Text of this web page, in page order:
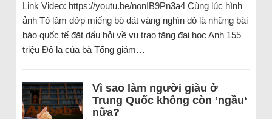
Link Video: https://youtu.be/nonIB9Pn3a4 Cùng lúc hình
ảnh Tô lâm đớp miếng bò dát vàng nghìn đô là những bài
báo quốc tế đặt dấu hỏi về vụ trao tặng đại học Anh 155
triệu Đô la của bà Tổng giám…
Vì sao làm người giàu ở
Trung Quốc không còn ’ngầu‘
nữa?